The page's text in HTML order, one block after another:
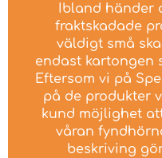
Ibland händer
fraktskadade
väldigt små
endast kartongen
Eftersom vi på
på de produkter
kund möjlighet
våran
beskriving